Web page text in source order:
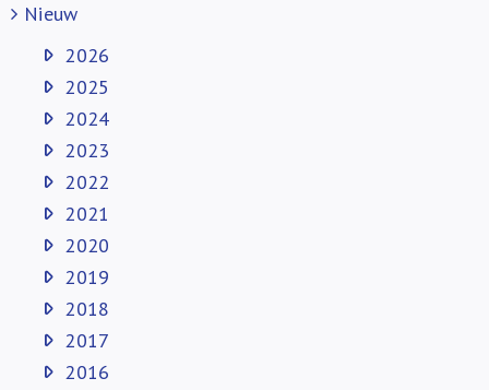
Nieuw
2026
2025
2024
2023
2022
2021
2020
2019
2018
2017
2016